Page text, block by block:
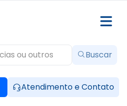
Atendimento e Contato
Buscar